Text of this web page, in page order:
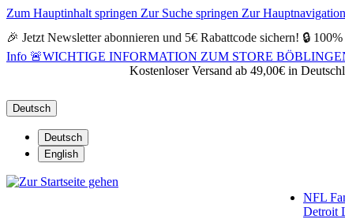
Zum Hauptinhalt springen Zur Suche springen Zur
🎉 Jetzt Newsletter abonnieren und 5€ Rabattcode sichern! 🔒
Info 🚨WICHTIGE INFORMATION ZUM STORE
Kostenloser Versand ab 49,00€ in
Deutsch
Deutsch
English
NFL
Detroit